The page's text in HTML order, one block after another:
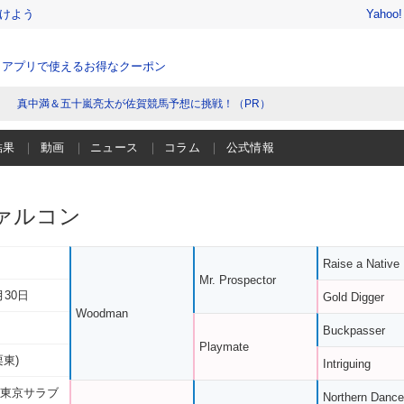
よう
プリで使えるお得なクーポン
真中満＆五十嵐亮太が佐賀競馬予想に挑戦！（PR）
果 動画 ニュース コラム 公式情報
ルコン
30日
東)
京サラブ
Woodman
Mr. Prospector
Playmate
Raise a Native
Gold Digger
Buckpasser
Intriguing
Northern